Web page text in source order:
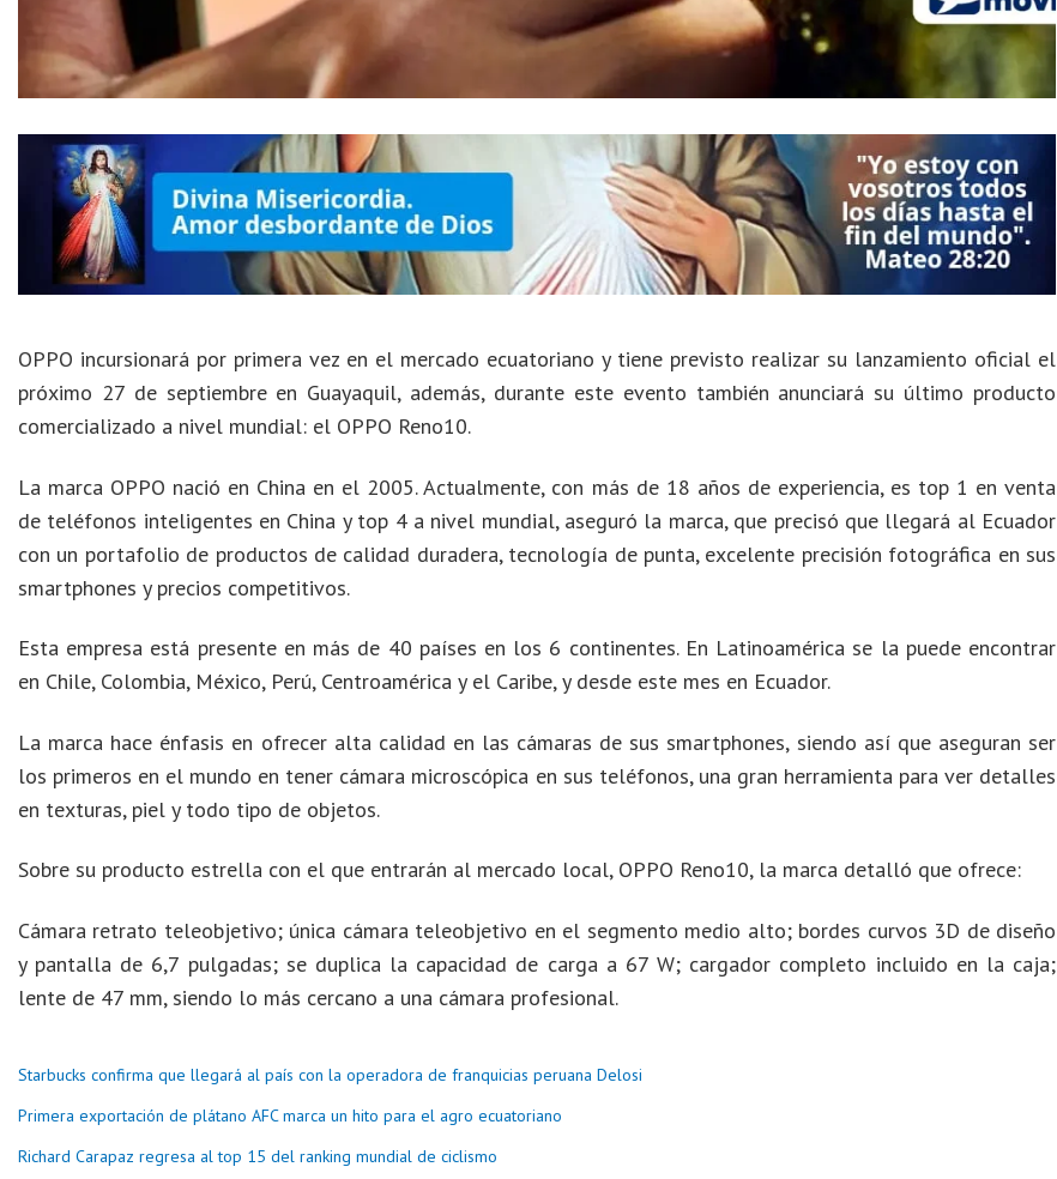
OPPO incursionará por primera vez en el mercado ecuatoriano y tiene previsto realizar su lanzamiento oficial el
próximo 27 de septiembre en Guayaquil, además, durante este evento también anunciará su último producto
comercializado a nivel mundial: el OPPO Reno10.
La marca OPPO nació en China en el 2005. Actualmente, con más de 18 años de experiencia, es top 1 en venta
de teléfonos inteligentes en China y top 4 a nivel mundial, aseguró la marca, que precisó que llegará al Ecuador
con un portafolio de productos de calidad duradera, tecnología de punta, excelente precisión fotográfica en sus
smartphones y precios competitivos.
Esta empresa está presente en más de 40 países en los 6 continentes. En Latinoamérica se la puede encontrar
en Chile, Colombia, México, Perú, Centroamérica y el Caribe, y desde este mes en Ecuador.
La marca hace énfasis en ofrecer alta calidad en las cámaras de sus smartphones, siendo así que aseguran ser
los primeros en el mundo en tener cámara microscópica en sus teléfonos, una gran herramienta para ver detalles
en texturas, piel y todo tipo de objetos.
Sobre su producto estrella con el que entrarán al mercado local, OPPO Reno10, la marca detalló que ofrece:
Cámara retrato teleobjetivo; única cámara teleobjetivo en el segmento medio alto; bordes curvos 3D de diseño
y pantalla de 6,7 pulgadas; se duplica la capacidad de carga a 67 W; cargador completo incluido en la caja;
lente de 47 mm, siendo lo más cercano a una cámara profesional.
Starbucks confirma que llegará al país con la operadora de franquicias peruana Delosi
Primera exportación de plátano AFC marca un hito para el agro ecuatoriano
Richard Carapaz regresa al top 15 del ranking mundial de ciclismo